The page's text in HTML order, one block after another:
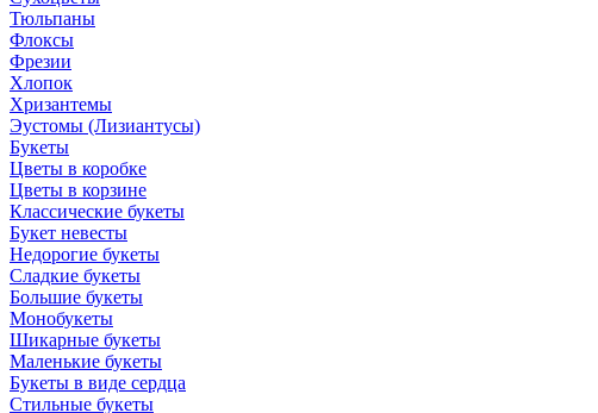
Тюльпаны
Флоксы
Фрезии
Хлопок
Хризантемы
Эустомы (Лизиантусы)
Букеты
Цветы в коробке
Цветы в корзине
Классические букеты
Букет невесты
Недорогие букеты
Сладкие букеты
Большие букеты
Монобукеты
Шикарные букеты
Маленькие букеты
Букеты в виде сердца
Стильные букеты